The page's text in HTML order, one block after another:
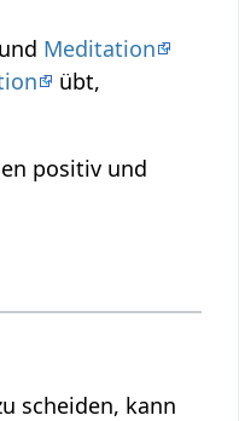
und Meditation
übt,
positiv und
scheiden, kann